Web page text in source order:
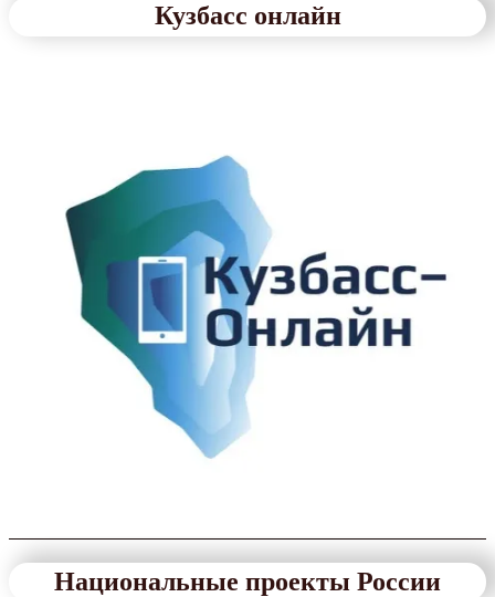
Кузбасс онлайн
Национальные проекты России